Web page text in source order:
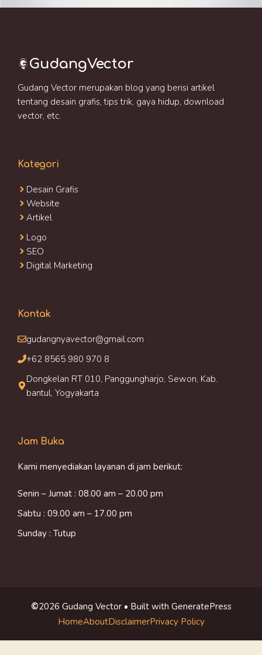
GudangVector
Gudang Vector merupakan blog yang berisi artikel
tentang desain grafis, tips trik, gaya hidup, download
vector, etc.
Kategori
Desain Grafis
Website
Artikel
Logo
SEO
Digital Marketing
Kontak
gudangnyavector@gmail.com
+62 8565 980 970 8
Dongkelan RT 010, Panggungharjo, Sewon, Kab.
bantul, Yogyakarta
Jam Buka
Kami menyediakan layanan di jam berikut:
Senin – Jumat : 08.00 am – 20.00 pm
Sabtu : 09.00 am – 17.00 pm
Sunday : Tutup
©2026 Gudang Vector • Built with GeneratePress
HomeAboutDisclaimerPrivacy Policy
Item added to cart.
0 items -$0.00